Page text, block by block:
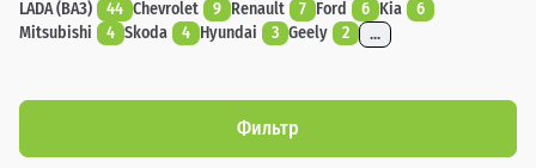
LADA (ВАЗ) 44 Chevrolet 9 Renault 7 Ford 6 Kia
6
Mitsubishi
4 Skoda 4 Hyundai 3 Geely 2 ...
Фильтр